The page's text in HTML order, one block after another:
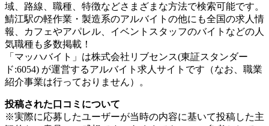
域、路線、職種、特徴などさまざまな方法で検索可能です。
鯖江駅の軽作業・製造系のアルバイトの他にも全国の求人情
報、カフェやアパレル、イベントスタッフのバイトなどの人
気職種も多数掲載！
「マッハバイト」は株式会社リブセンス(東証スタンダー
ド:6054) が運営するアルバイト求人サイトです（なお、職業
紹介事業は行っておりません）。
投稿された口コミについて
※実際に応募したユーザーが当時の内容に基いて投稿した主